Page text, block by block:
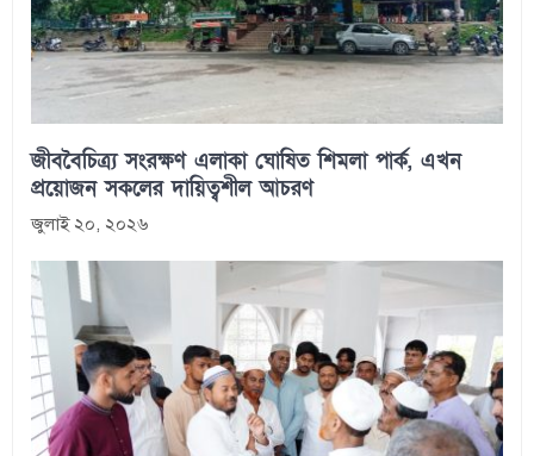
জীববৈচিত্র্য সংরক্ষণ এলাকা ঘোষিত শিমলা পার্ক, এখন
প্রয়োজন সকলের দায়িত্বশীল আচরণ
জুলাই ২০, ২০২৬